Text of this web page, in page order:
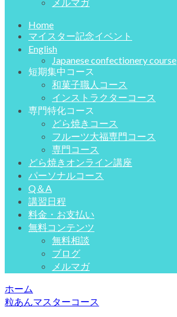
Home
マイスター記念イベント
English
Japanese confectionery course
短期集中コース
和菓子職人コース
インストラクターコース
専門特化コース
どら焼きコース
フルーツ大福専門コース
専門コース
どら焼きオンライン講座
パーソナルコース
Q＆A
講習日程
料金・お支払い
無料コンテンツ
無料相談
ブログ
メルマガ
ホーム
粒あんマスターコース